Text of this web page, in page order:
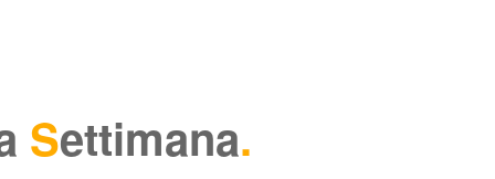
Settimana.